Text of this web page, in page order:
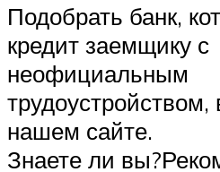
Подобрать банк,
кредит заемщику с
неофициальным
нашем сайте.
Знаете ли